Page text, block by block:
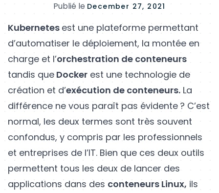
Publié le December 27, 2021
Kubernetes est une plateforme permettant
d’automatiser le déploiement, la montée en
charge et l’orchestration de conteneurs
tandis que Docker est une technologie de
création et d’exécution de conteneurs. La
différence ne vous paraît pas évidente ? C’est
normal, les deux termes sont très souvent
confondus, y compris par les professionnels
et entreprises de l’IT. Bien que ces deux outils
permettent tous les deux de lancer des
applications dans des conteneurs Linux, ils